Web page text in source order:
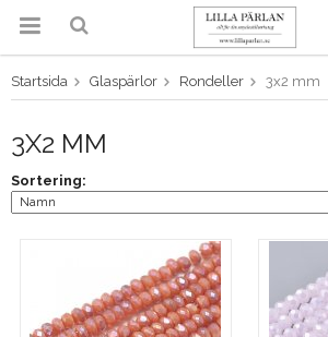
Produkten har blivit tillagd i
varukorgen
Startsida Glaspärlor Rondeller 3x2 mm
3X2 MM
Sortering: